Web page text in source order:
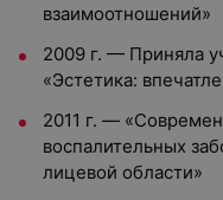
взаимоотношений»
2009 г. — Приняла
«Эстетика:
2011 г. —
воспалительных
лицевой области»